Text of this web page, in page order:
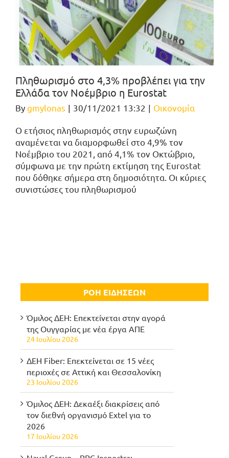
Πληθωρισμό στο 4,3% προβλέπει για την
Ελλάδα τον Νοέμβριο η Eurostat
Bygmylonas | 30/11/2021 13:32 | Οικονομία
Ο ετήσιος πληθωρισμός στην ευρωζώνη
αναμένεται να διαμορφωθεί στο 4,9% τον
Νοέμβριο του 2021, από 4,1% τον Οκτώβριο,
σύμφωνα με την πρώτη εκτίμηση της Eurostat
που δόθηκε σήμερα στη δημοσιότητα. Οι κύριες
συνιστώσες του πληθωρισμού
ΡΟΗ ΕΙΔΗΣΕΩΝ
Όμιλος ΔΕΗ: Επεκτείνεται στην αγορά
της Ουγγαρίας με νέα έργα ΑΠΕ
24 Ιουλίου 2026
ΔΕΗ Fiber: Επεκτείνεται σε 15 νέες
περιοχές σε Αττική και Θεσσαλονίκη
23 Ιουλίου 2026
Όμιλος ΔΕΗ: Δεκαέξι διακρίσεις από
τον διεθνή οργανισμό Extel για το
2026
17 Ιουλίου 2026